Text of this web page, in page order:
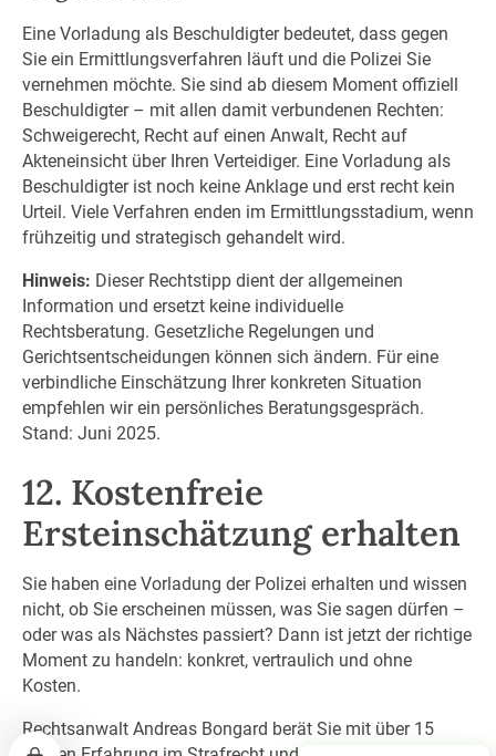
Eine Vorladung als Beschuldigter bedeutet, dass gegen
Sie ein Ermittlungsverfahren läuft und die Polizei Sie
vernehmen möchte. Sie sind ab diesem Moment offiziell
Beschuldigter – mit allen damit verbundenen Rechten:
Schweigerecht, Recht auf einen Anwalt, Recht auf
Akteneinsicht über Ihren Verteidiger. Eine Vorladung als
Beschuldigter ist noch keine Anklage und erst recht kein
Urteil. Viele Verfahren enden im Ermittlungsstadium, wenn
frühzeitig und strategisch gehandelt wird.
Hinweis: Dieser Rechtstipp dient der allgemeinen
Information und ersetzt keine individuelle
Rechtsberatung. Gesetzliche Regelungen und
Gerichtsentscheidungen können sich ändern. Für eine
verbindliche Einschätzung Ihrer konkreten Situation
empfehlen wir ein persönliches Beratungsgespräch.
Stand: Juni 2025.
12. Kostenfreie
Ersteinschätzung erhalten
Sie haben eine Vorladung der Polizei erhalten und wissen
nicht, ob Sie erscheinen müssen, was Sie sagen dürfen –
oder was als Nächstes passiert? Dann ist jetzt der richtige
Moment zu handeln: konkret, vertraulich und ohne
Kosten.
Rechtsanwalt Andreas Bongard berät Sie mit über 15